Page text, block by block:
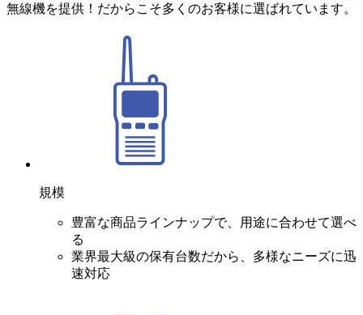
無線機を提供！だからこそ多くのお客様に選ばれています。
規模
豊富な商品ラインナップで、用途に合わせて選べ
る
業界最大級の保有台数だから、多様なニーズに迅
速対応